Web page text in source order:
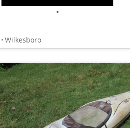
•
Wilkesboro